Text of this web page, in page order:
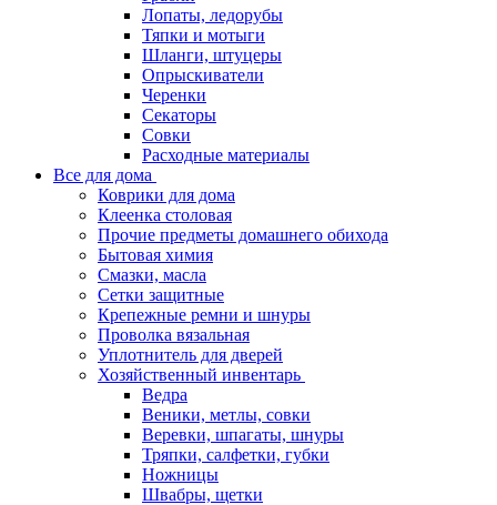
Лопаты, ледорубы
Тяпки и мотыги
Шланги, штуцеры
Опрыскиватели
Черенки
Секаторы
Совки
Расходные материалы
Все для дома
Коврики для дома
Клеенка столовая
Прочие предметы домашнего обихода
Бытовая химия
Смазки, масла
Сетки защитные
Крепежные ремни и шнуры
Проволка вязальная
Уплотнитель для дверей
Хозяйственный инвентарь
Ведра
Веники, метлы, совки
Веревки, шпагаты, шнуры
Тряпки, салфетки, губки
Ножницы
Швабры, щетки